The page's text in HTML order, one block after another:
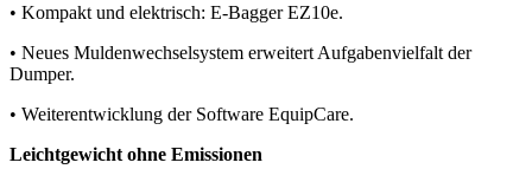
• Kompakt und elektrisch: E-Bagger EZ10e.
• Neues Muldenwechselsystem erweitert Aufgabenvielfalt der
Dumper.
• Weiterentwicklung der Software EquipCare.
Leichtgewicht ohne Emissionen